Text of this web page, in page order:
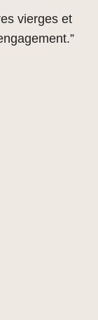
vierges et